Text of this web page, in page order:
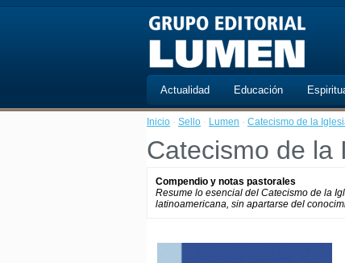
Actualidad Educación
Inicio · Sello · Lumen · Catecismo de la
Catecismo de la
Compendio y notas pastorales
Resume lo esencial del Catecismo de la
latinoamericana, sin apartarse del